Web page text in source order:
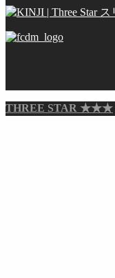
THREE STAR ★★★